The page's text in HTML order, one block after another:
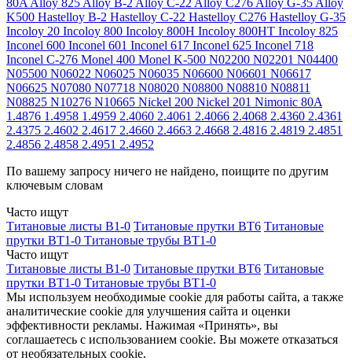
80A Alloy 825 Alloy B-2 Alloy C-22 Alloy C276 Alloy G-35 Alloy
K500 Hastelloy B-2 Hastelloy C-22 Hastelloy C276 Hastelloy G-35
Incoloy 20 Incoloy 800 Incoloy 800H Incoloy 800HT Incoloy 825
Inconel 600 Inconel 601 Inconel 617 Inconel 625 Inconel 718
Inconel C-276 Monel 400 Monel K-500 N02200 N02201 N04400
N05500 N06022 N06025 N06035 N06600 N06601 N06617
N06625 N07080 N07718 N08020 N08800 N08810 N08811
N08825 N10276 N10665 Nickel 200 Nickel 201 Nimonic 80A
1.4876 1.4958 1.4959 2.4060 2.4061 2.4066 2.4068 2.4360 2.4361
2.4375 2.4602 2.4617 2.4660 2.4663 2.4668 2.4816 2.4819 2.4851
2.4856 2.4858 2.4951 2.4952
По вашему запросу ничего не найдено, поищите по другим
ключевым словам
Часто ищут
Титановые листы В1-0 Титановые прутки ВТ6 Титановые
прутки ВТ1-0 Титановые трубы ВТ1-0
Часто ищут
Титановые листы В1-0 Титановые прутки ВТ6 Титановые
прутки ВТ1-0 Титановые трубы ВТ1-0
Мы используем необходимые cookie для работы сайта, а также
аналитические cookie для улучшения сайта и оценки
эффективности рекламы. Нажимая «Принять», вы
соглашаетесь с использованием cookie. Вы можете отказаться
от необязательных cookie.